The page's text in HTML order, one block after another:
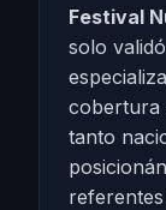
Festival
solo
cobertura
tanto